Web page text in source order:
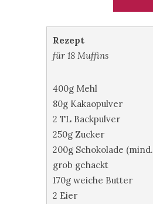
Rezept
für 18 Muffins
400g Mehl
80g Kakaopulver
2 TL Backpulver
250g Zucker
200g Schokolade
grob gehackt
170g weiche Butter
2 Eier